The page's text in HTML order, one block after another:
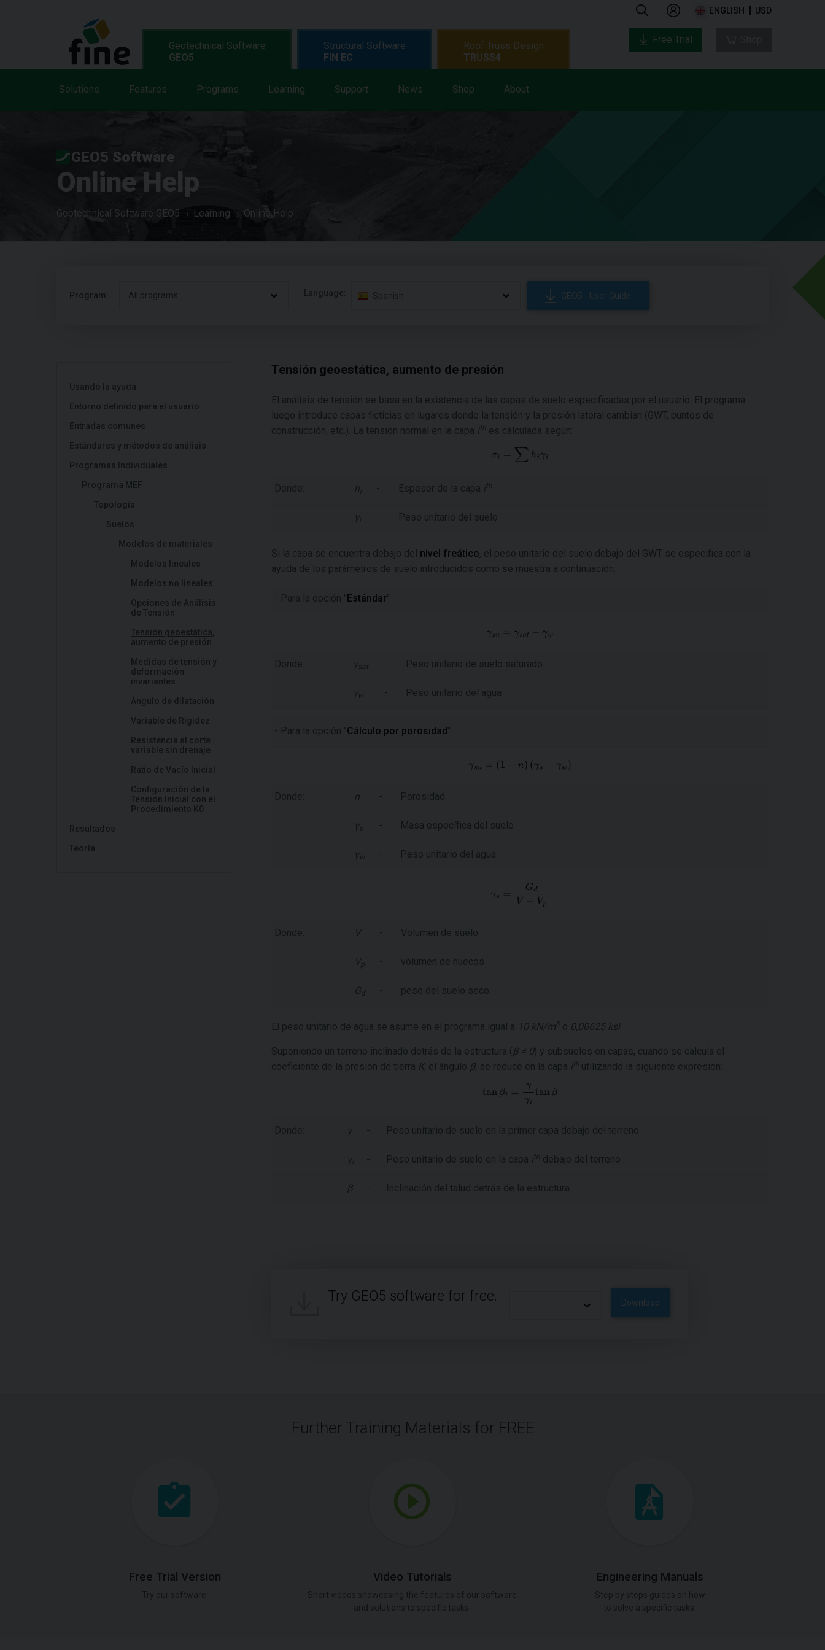
ENGLISH USD
Geotechnical Software
GEO5
Solutions Features Programs Learning Support News Shop About
Structural Software
FIN EC
Roof Truss Design
TRUSS4
Free Trial
GEO5 Software
Online Help
Geotechnical Software GEO5 Learning Online Help
Program: All programs Language: Spanish GEO5 - User Guide
Usando la ayuda
Entorno definido para el usuario
Entradas comunes
Estándares y métodos de análisis
Programas Individuales
Programa MEF
Topología
Suelos
Modelos de materiales
Modelos lineales
Modelos no lineales
Opciones de Análisis
de Tensión
Tensión geoestática,
aumento de presión
Medidas de tensión y
deformación
invariantes
Ángulo de dilatación
Variable de Rigidez
Resistencia al corte
variable sin drenaje
Ratio de Vacío Inicial
Configuración de la
Tensión Inicial con el
Procedimiento K0
Resultados
Teoría
Tensión geoestática, aumento de presión
El análisis de tensión se basa en la existencia de las capas de suelo especificadas por el usuario. El programa
luego introduce capas ficticias en lugares donde la tensión y la presión lateral cambian (GWT, puntos de
construcción, etc.). La tensión normal en la capa ith es calculada según:
Donde: h - Espesor de la capa ith
γ - Peso unitario del suelo
Si la capa se encuentra debajo del nivel freático, el peso unitario del suelo debajo del GWT se especifica con la
ayuda de los parámetros de suelo introducidos como se muestra a continuación:
- Para la opción "Estándar"
Donde: γ sat - Peso unitario de suelo saturado
γ w - Peso unitario del agua
- Para la opción "Cálculo por porosidad":
Donde: n - Porosidad
γ s - Masa específica del suelo
γ w - Peso unitario del agua
Donde: V - Volumen de suelo
Vp - volumen de huecos
G d - peso del suelo seco
El peso unitario de agua se asume en el programa igual a 10 kN/m3 o 0,00625 ksi.
Suponiendo un terreno inclinado detrás de la estructura ( β ≠ 0) y subsuelos en capas, cuando se calcula el
coeficiente de la presión de tierra K, el ángulo β, se reduce en la capa ith utilizando la siguiente expresión:
Donde: γ - Peso unitario de suelo en la primer capa debajo del terreno
γ - Peso unitario de suelo en la capa ith debajo del terreno
β - Inclinación del talud detrás de la estructura
Try GEO5 software for free. Download
Further Training Materials for FREE
Free Trial Version Video Tutorials Engineering Manuals